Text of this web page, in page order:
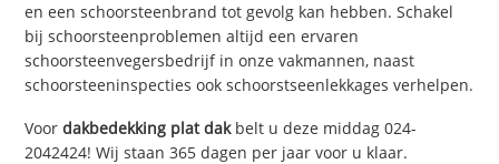
en een schoorsteenbrand tot gevolg kan hebben. Schakel
bij schoorsteenproblemen altijd een ervaren
schoorsteenvegersbedrijf in onze vakmannen, naast
schoorsteeninspecties ook schoorstseenlekkages verhelpen.
Voordakbedekking plat dakbelt u deze middag 024-
2042424! Wij staan 365 dagen per jaar voor u klaar.